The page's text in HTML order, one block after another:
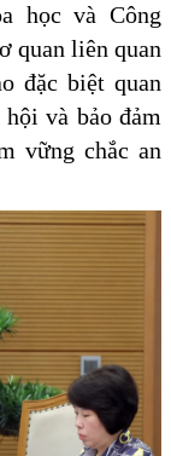
học và Công
quan liên quan
đặc biệt quan
và bảo đảm
vững chắc an